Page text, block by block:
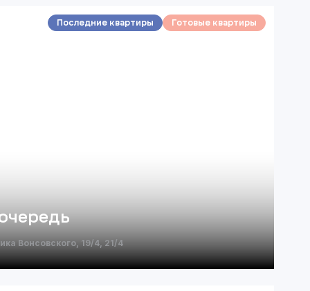
Последние квартиры Готовые квартиры
Вонсовского, 19/4, 21/4